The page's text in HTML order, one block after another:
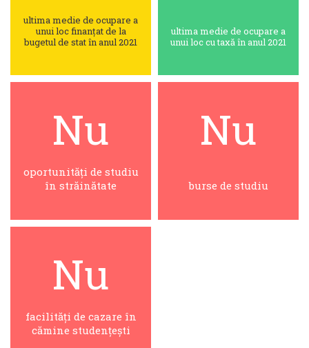
ultima medie de ocupare a
unui loc finanțat de la
bugetul de stat în anul 2021
ultima medie de ocupare a
unui loc cu taxă în anul 2021
Nu
oportunități de studiu
în străinătate
Nu
burse de studiu
Nu
facilități de cazare în
cămine studențești